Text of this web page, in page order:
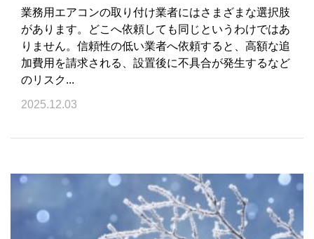
業務用エアコンの取り付け業者にはさまざまな選択肢
があります。どこへ依頼しても同じというわけではあ
りません。信頼性の低い業者へ依頼すると、高額な追
加費用を請求される、設置後に不具合が発生するなど
のリスク...
2025.12.03